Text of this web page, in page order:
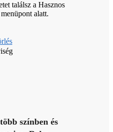
találsz a Hasznos
menüpont alatt.
színben és